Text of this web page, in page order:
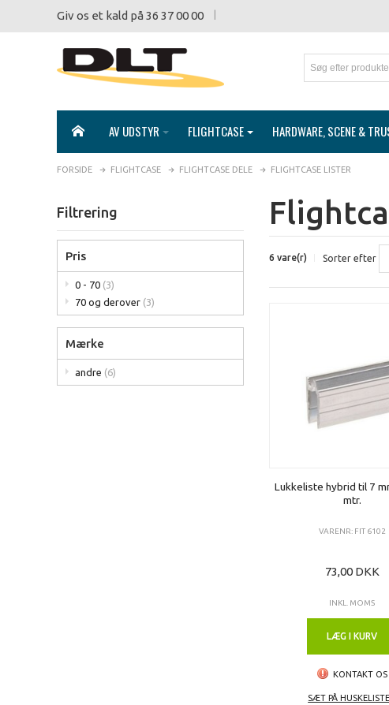
Giv os et kald på 36 37 00 00
AV UDSTYR FLIGHTCASE HARDWARE, SCENE &
FORSIDE FLIGHTCASE FLIGHTCASE DELE FLIGHTCASE LISTER
6 vare(r) Sorter efter
Lukkeliste hybrid til 7
mtr.
VARENR: FIT 6102
73,00 DKK
INKL. MOMS
LÆG I KURV
KONTAKT OS
SÆT PÅ
Filtrering
Pris
0 - 70 (3)
70 og derover (3)
Mærke
andre (6)